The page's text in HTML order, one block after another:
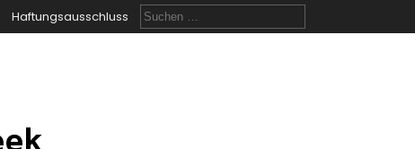
Haftungsausschluss
Suchen
nach: